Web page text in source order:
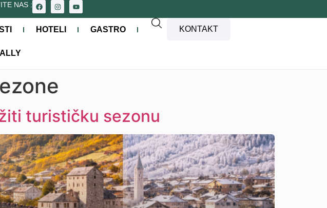
NAS :
HOTELI GASTRO KONTAKT
turističku sezonu